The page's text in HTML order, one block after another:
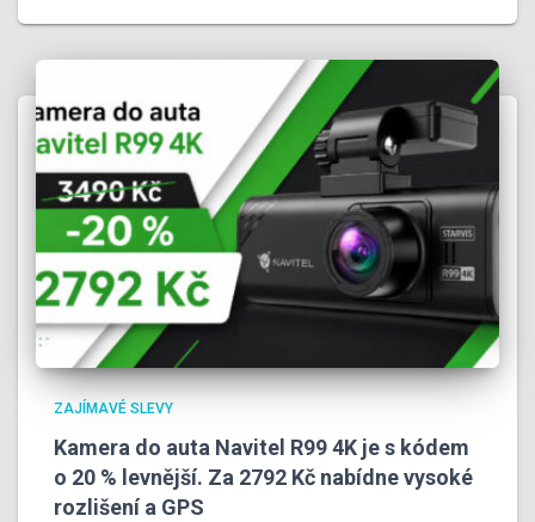
ZAJÍMAVÉ SLEVY
Kamera do auta Navitel R99 4K je s kódem
o 20 % levnější. Za 2792 Kč nabídne vysoké
rozlišení a GPS